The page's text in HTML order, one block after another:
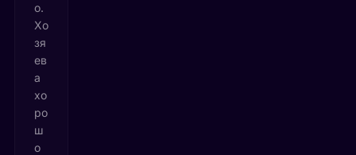
о.
Хо
зя
ев
а
хо
ро
ш
о